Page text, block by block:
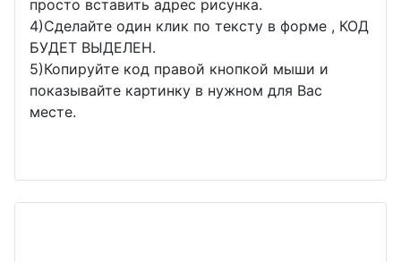
просто вставить адрес рисунка.
4)Сделайте один клик по тексту в форме , КОД
БУДЕТ ВЫДЕЛЕН.
5)Копируйте код правой кнопкой мыши и
показывайте картинку в нужном для Вас
месте.